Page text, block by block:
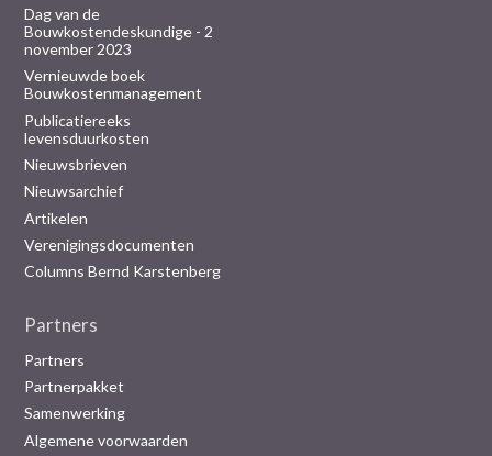
Dag van de
Bouwkostendeskundige - 2
november 2023
Vernieuwde boek
Bouwkostenmanagement
Publicatiereeks
levensduurkosten
Nieuwsbrieven
Nieuwsarchief
Artikelen
Verenigingsdocumenten
Columns Bernd Karstenberg
Partners
Partners
Partnerpakket
Samenwerking
Algemene voorwaarden